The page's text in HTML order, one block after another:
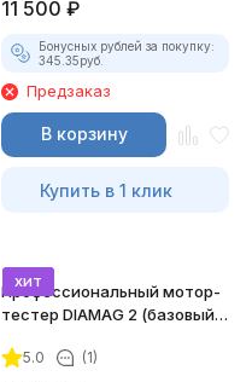
11 500 ₽
Бонусных рублей за покупку:
345.35руб.
Предзаказ
В корзину
Купить в 1 клик
хит
Профессиональный мотор-
тестер DIAMAG 2 (базовый
5.0 (1)